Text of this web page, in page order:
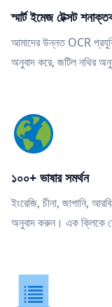
স্মার্ট ইমেজ টেক্সট
আমাদের উন্নত OCR
অনুবাদ করে, জটিল নথির
১০০+ ভাষার সমর্থন
ইংরেজি, চীনা, জাপানি,
অনুবাদ করুন। এক ক্লিকে